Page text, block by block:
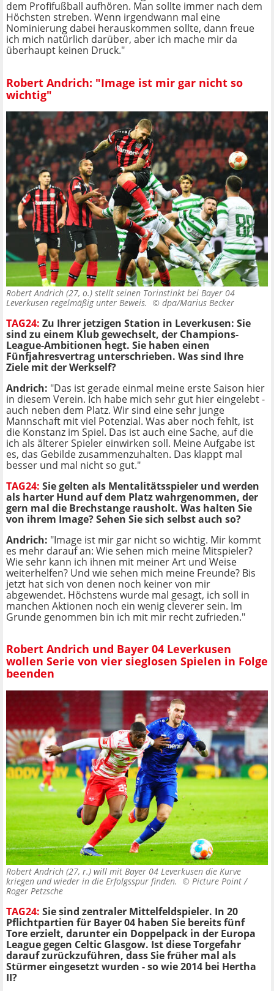
dem Profifußball aufhören. Man sollte immer nach dem
Höchsten streben. Wenn irgendwann mal eine
Nominierung dabei herauskommen sollte, dann freue
ich mich natürlich darüber, aber ich mache mir da
überhaupt keinen Druck."
Robert Andrich: "Image ist mir gar nicht so
wichtig"
Robert Andrich (27, o.) stellt seinen Torinstinkt bei Bayer 04
Leverkusen regelmäßig unter Beweis. © dpa/Marius Becker
TAG24: Zu Ihrer jetzigen Station in Leverkusen: Sie
sind zu einem Klub gewechselt, der Champions-
League-Ambitionen hegt. Sie haben einen
Fünfjahresvertrag unterschrieben. Was sind Ihre
Ziele mit der Werkself?
Andrich: "Das ist gerade einmal meine erste Saison hier
in diesem Verein. Ich habe mich sehr gut hier eingelebt -
auch neben dem Platz. Wir sind eine sehr junge
Mannschaft mit viel Potenzial. Was aber noch fehlt, ist
die Konstanz im Spiel. Das ist auch eine Sache, auf die
ich als älterer Spieler einwirken soll. Meine Aufgabe ist
es, das Gebilde zusammenzuhalten. Das klappt mal
besser und mal nicht so gut."
TAG24: Sie gelten als Mentalitätsspieler und werden
als harter Hund auf dem Platz wahrgenommen, der
gern mal die Brechstange rausholt. Was halten Sie
von ihrem Image? Sehen Sie sich selbst auch so?
Andrich: "Image ist mir gar nicht so wichtig. Mir kommt
es mehr darauf an: Wie sehen mich meine Mitspieler?
Wie sehr kann ich ihnen mit meiner Art und Weise
weiterhelfen? Und wie sehen mich meine Freunde? Bis
jetzt hat sich von denen noch keiner von mir
abgewendet. Höchstens wurde mal gesagt, ich soll in
manchen Aktionen noch ein wenig cleverer sein. Im
Grunde genommen bin ich mit mir recht zufrieden."
Robert Andrich und Bayer 04 Leverkusen
wollen Serie von vier sieglosen Spielen in Folge
beenden
Robert Andrich (27, r.) will mit Bayer 04 Leverkusen die Kurve
kriegen und wieder in die Erfolgsspur finden. © Picture Point /
Roger Petzsche
TAG24: Sie sind zentraler Mittelfeldspieler. In 20
Pflichtpartien für Bayer 04 haben Sie bereits fünf
Tore erzielt, darunter ein Doppelpack in der Europa
League gegen Celtic Glasgow. Ist diese Torgefahr
darauf zurückzuführen, dass Sie früher mal als
Stürmer eingesetzt wurden - so wie 2014 bei Hertha
II?